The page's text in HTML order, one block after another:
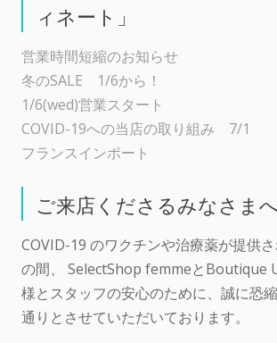
ィネート」
営業時間短縮のお知らせ
冬のSALE 1/6から！
1/6(wed)営業スタート
COVID-19への当店の取り組み 7/1
フランスインポート
ご来店くださるみなさま
COVID-19 のワクチンや治療薬が提供
の間、 SelectShop femmeとBoutique
様とスタッフの安心のために、誠に恐
通りとさせていただいております。